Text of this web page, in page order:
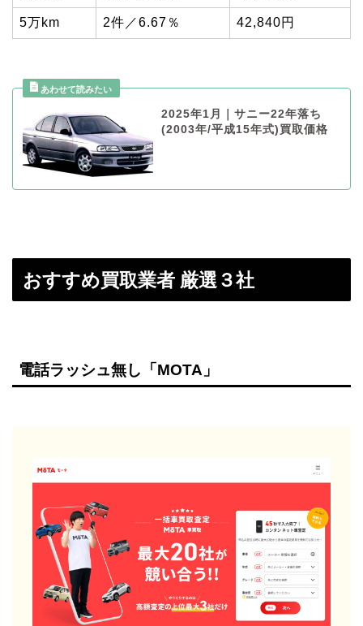
5万km 2件／6.67％ 42,840円
2025年1月｜サニー22年落ち
(2003年/平成15年式)買取価格
おすすめ買取業者 厳選３社
電話ラッシュ無し「MOTA」